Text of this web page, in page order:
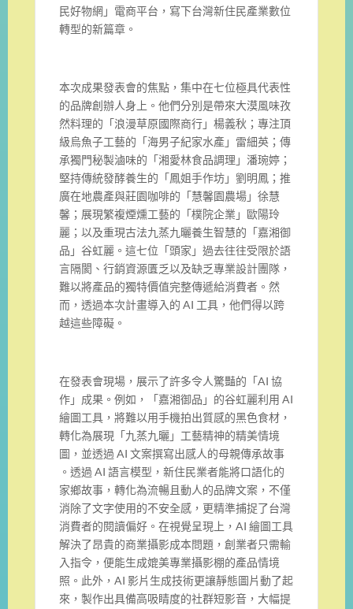
民好物網」電商平台，寫下台灣新住民產業數位
轉型的新篇章。
本次成果發表會的焦點，集中在七位極具代表性
的品牌創辦人身上。他們分別是帶來大漠風味孜
然料理的「浪漫草原國際商行」楊義秋；專注頂
級烏魚子工藝的「海男子紀家水產」雷細英；傳
承獨門秘製滷味的「湘愛林食品調理」潘琬婷；
堅持傳統發酵養生的「鳳姐手作坊」劉明鳳；推
廣在地農產與莊園咖啡的「慧馨園農場」徐慧
馨；展現繁複煙燻工藝的「樸院企業」歐陽玲
麗；以及重現古法九蒸九曬養生智慧的「嘉湘御
品」谷虹麗。這七位「頭家」過去往往受限於語
言隔閡、行銷資源匱乏以及缺乏專業設計團隊，
難以將產品的獨特價值完整傳遞給消費者。然
而，透過本次計畫導入的 AI 工具，他們得以跨
越這些障礙。
在發表會現場，展示了許多令人驚豔的「AI 協
作」成果。例如，「嘉湘御品」的谷虹麗利用 AI
繪圖工具，將難以用手機拍出質感的黑色食材，
轉化為展現「九蒸九曬」工藝精神的精美情境
圖，並透過 AI 文案撰寫出感人的母親傳承故事
。透過 AI 語言模型，新住民業者能將口語化的
家鄉故事，轉化為流暢且動人的品牌文案，不僅
消除了文字使用的不安全感，更精準捕捉了台灣
消費者的閱讀偏好。在視覺呈現上，AI 繪圖工具
解決了昂貴的商業攝影成本問題，創業者只需輸
入指令，便能生成媲美專業攝影棚的產品情境
照。此外，AI 影片生成技術更讓靜態圖片動了起
來，製作出具備高吸睛度的社群短影音，大幅提